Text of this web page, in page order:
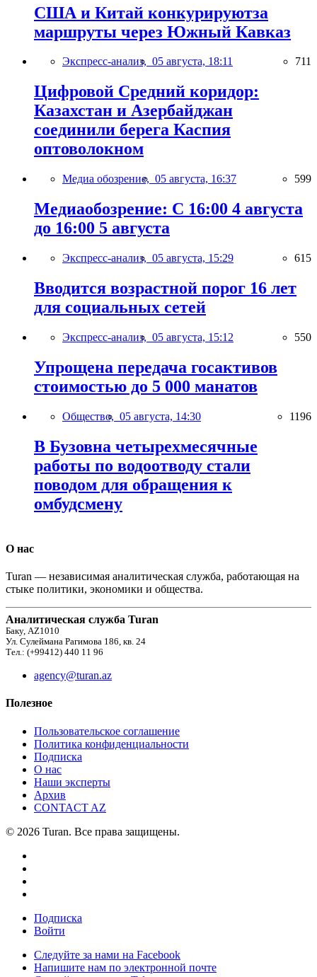
США и Китай конкурируютза
маршруты через Южный Кавказ
Экспресс-анализ, 05 августа, 18:11 711
Цифровой Средний коридор:
Казахстан и Азербайджан
соединили берега Каспия
оптоволокном
Медиа обозрение, 05 августа, 16:37 599
Медиаобозрение: С 16:00 4 августа
до 16:00 5 августа
Экспресс-анализ, 05 августа, 15:29 615
Вводится возрастной порог 16 лет
для социальных сетей
Экспресс-анализ, 05 августа, 15:12 550
Упрощена передача госактивов
стоимостью до 5 000 манатов
Общество, 05 августа, 14:30 1196
В Бузовна четырехмесячные
работы по водоотводу стали
поводом для обращения к
омбудсмену
О нас
Turan — независимая аналитическая служба, работающая на
стыке политики, экономики и общества.
Аналитическая служба Turan
Баку, AZ1010
Ул. Сулеймана Рагимова 186, кв. 24
Тел.: (+99412) 440 11 96
agency@turan.az
Полезное
Пользовательское соглашение
Политика конфиденциальности
Подписка
О нас
Наши эксперты
Архив
CONTACT AZ
© 2026 Turan. Все права защищены.
Подписка
Войти
Следуйте за нами на Facebook
Напишите нам по электронной почте